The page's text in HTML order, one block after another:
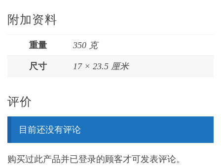
附加资料
重量 350 克
尺寸 17 × 23.5 厘米
评价
目前还没有评论
购买过此产品并已登录的顾客才可发表评论。